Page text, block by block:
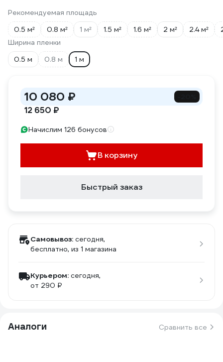
Рекомендуемая площадь
0.5 м²
0.8 м² 1 м² 1.5 м² 1.6 м² 2 м² 2.4 м²
Ширина пленки
0.5 м
0.8 м 1 м
10 080 ₽
12 650 ₽
Начислим 126 бонусов
В корзину
Быстрый заказ
Самовывоз: сегодня,
бесплатно, из 1 магазина
Курьером: сегодня,
от 290 ₽
Аналоги Сравнить все